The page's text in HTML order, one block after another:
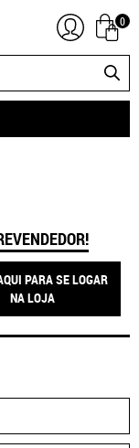
0
PARA SE LOGAR
NA LOJA